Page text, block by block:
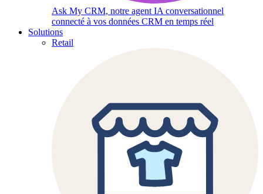
Ask My CRM, notre agent IA conversationnel
connecté à vos données CRM en temps réel
Solutions
Retail